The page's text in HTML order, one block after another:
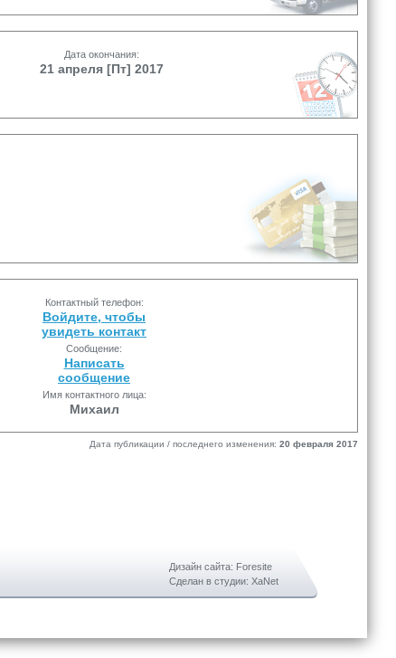
Дата окончания:
21 апреля [Пт] 2017
Контактный телефон:
Войдите, чтобы
увидеть контакт
Сообщение:
Написать
сообщение
Имя контактного лица:
Михаил
Дата публикации / последнего изменения: 20 февраля 2017
Дизайн сайта: Foresite
Сделан в студии: XaNet